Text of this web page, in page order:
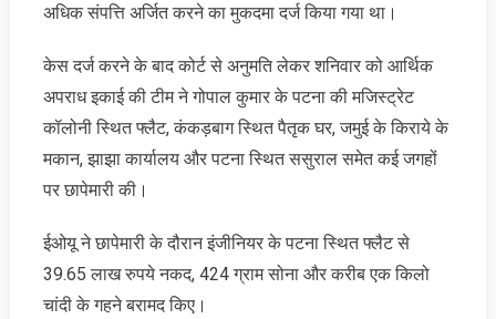
अधिक संपत्ति अर्जित करने का मुकदमा दर्ज किया गया था।
केस दर्ज करने के बाद कोर्ट से अनुमति लेकर शनिवार को आर्थिक
अपराध इकाई की टीम ने गोपाल कुमार के पटना की मजिस्ट्रेट
कॉलोनी स्थित फ्लैट, कंकड़बाग स्थित पैतृक घर, जमुई के किराये के
मकान, झाझा कार्यालय और पटना स्थित ससुराल समेत कई जगहों
पर छापेमारी की।
ईओयू ने छापेमारी के दौरान इंजीनियर के पटना स्थित फ्लैट से
39.65 लाख रुपये नकद, 424 ग्राम सोना और करीब एक किलो
चांदी के गहने बरामद किए।